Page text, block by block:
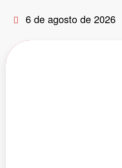
para
conteúdo
6 de agosto de 2026